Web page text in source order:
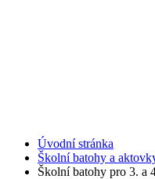
Úvodní stránka
Školní batohy a
Školní batohy pro 3. a